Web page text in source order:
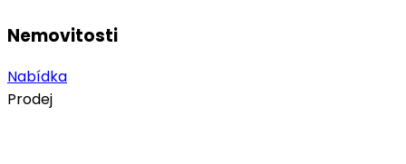
Nemovitosti
Nabídka
Prodej